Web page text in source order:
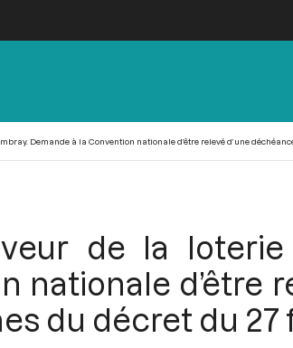
Demande à la Convention nationale d’être relevé d’une
de la
nationale d’être
du décret du